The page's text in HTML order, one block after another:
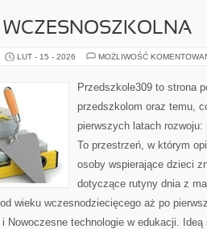
WCZESNOSZKOLNA
LUT - 15 - 2026 MOŻLIWOŚĆ
Przedszkole309 to strona
przedszkolom oraz temu,
pierwszych latach
To przestrzeń, w którym
osoby wspierające dzieci
dotyczące rutyny dnia z
wieku wczesnodziecięcego aż po
Nowoczesne technologie w edukacji.